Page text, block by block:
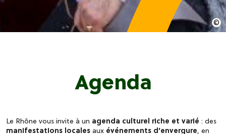
Agenda
Le Rhône vous invite à un agenda culturel riche et varié : des
manifestations locales aux événements d’envergure, en